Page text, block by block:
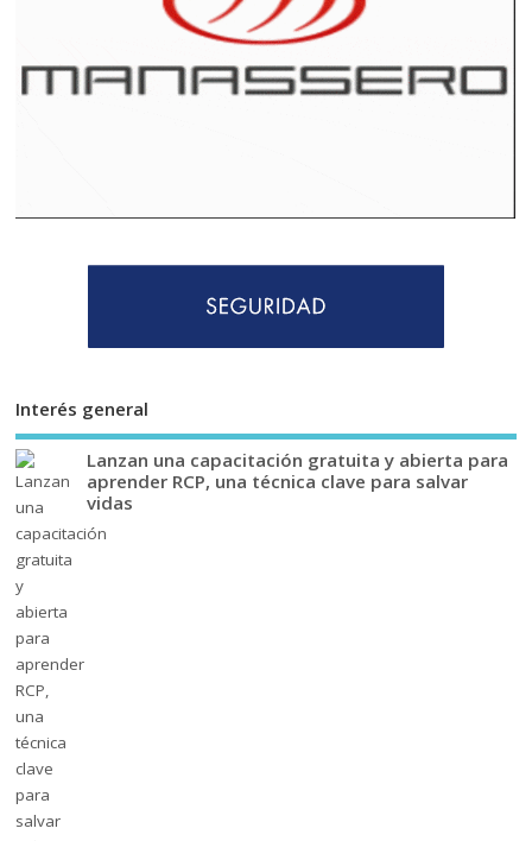
Interés general
Lanzan una capacitación gratuita y abierta para
aprender RCP, una técnica clave para salvar
vidas